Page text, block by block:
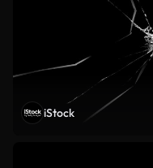
iStock